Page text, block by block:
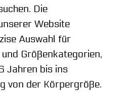
Die
Website
Auswahl für
Größenkategorien,
Jahren bis ins
von der Körpergröße.